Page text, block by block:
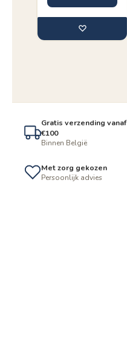
♡
Gratis verzending vanaf
€100
Binnen België
Met zorg gekozen
Persoonlijk advies